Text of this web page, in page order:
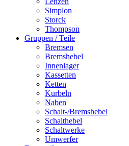
Simplon
Storck
Thompson
Gruppen / Teile
Bremsen
Bremshebel
Innenlager
Kassetten
Ketten
Kurbeln
Naben
Schalt-/Bremshebel
Schalthebel
Schaltwerke
Umwerfer